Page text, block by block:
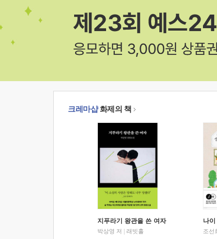
크레마샵화제의 책
지푸라기 왕관을 쓴 여자
박상영 저
래빗홀
나
조선